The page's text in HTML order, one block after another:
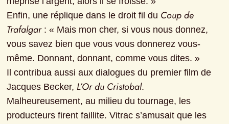
Enfin, une réplique dans le droit fil du Coup de
Trafalgar : « Mais mon cher, si vous nous donnez,
vous savez bien que vous vous donnerez vous-
même. Donnant, donnant, comme vous dites. »
Il contribua aussi aux dialogues du premier film de
Jacques Becker, L’Or du Cristobal.
Malheureusement, au milieu du tournage, les
producteurs firent faillite. Vitrac s’amusait que les